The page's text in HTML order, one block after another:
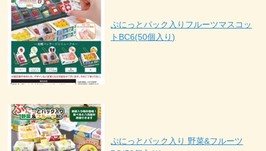
ぷにっとパック入りフルーツマスコッ
トBC6(50個入り)
ぷにっとパック入り 野菜&フルーツ